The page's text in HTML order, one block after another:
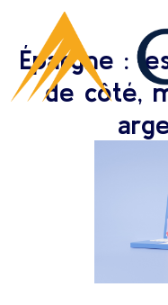
Épargne :
de côté,